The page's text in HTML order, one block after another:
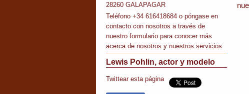
28260 GALAPAGAR
Teléfono +34 616418684 o póngase en
contacto con nosotros a través de
nuestro formulario para conocer más
acerca de nosotros y nuestros servicios.
Lewis Pohlin, actor y modelo
Twittear esta página